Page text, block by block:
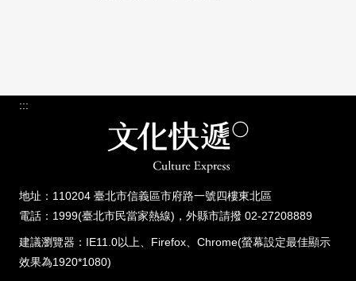
:::
地址：110204 臺北市信義區市府路一號四樓東北區
電話：1999(臺北市民當家熱線)，外縣市請撥 02-27208889
建議瀏覽器：IE11.0以上、Firefox、Chrome(螢幕設定最佳顯示
效果為1920*1080)